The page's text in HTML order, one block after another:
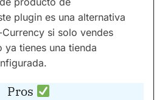
plugin es una alternativa
si solo vendes
tienes una tienda
Pros